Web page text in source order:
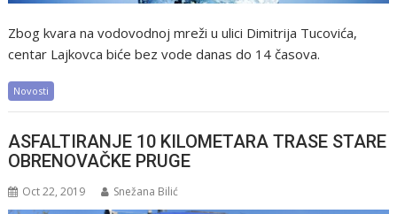
Zbog kvara na vodovodnoj mreži u ulici Dimitrija Tucovića,
centar Lajkovca biće bez vode danas do 14 časova.
Novosti
ASFALTIRANJE 10 KILOMETARA TRASE STARE
OBRENOVAČKE PRUGE
Oct 22, 2019 Snežana Bilić